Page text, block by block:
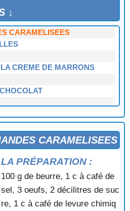
↓
CARAMELISEES
CREME DE MARRONS
ET AUX CERISES
CREME DE PISTACHES
ET AU CAFE
COCO
CARAMELISEES
LA PRÉPARATION :
100 g de beurre, 1 c à café de
sel, 3 oeufs, 2 décilitres de suc
re, 1 c à café de levure chimiq